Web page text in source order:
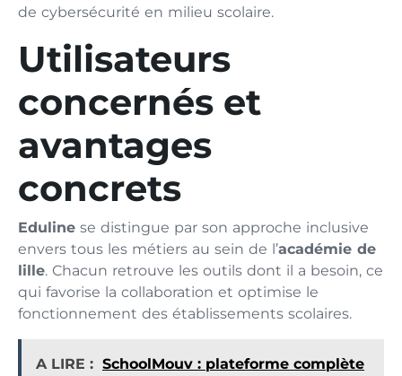
de cybersécurité en milieu scolaire.
Utilisateurs
concernés et
avantages
concrets
Eduline se distingue par son approche inclusive
envers tous les métiers au sein de l’académie de
lille. Chacun retrouve les outils dont il a besoin, ce
qui favorise la collaboration et optimise le
fonctionnement des établissements scolaires.
A LIRE : SchoolMouv : plateforme complète